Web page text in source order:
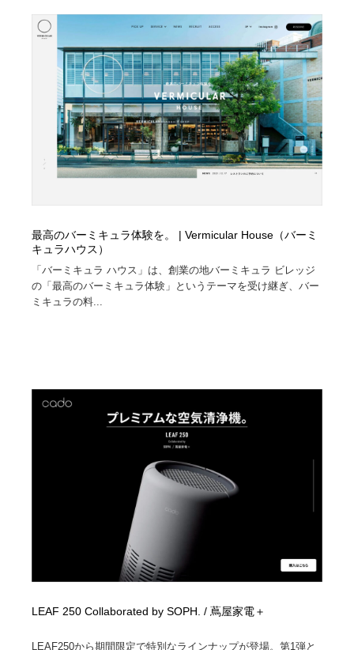
最高のバーミキュラ体験を。 | Vermicular House（バーミ
キュラハウス）
「バーミキュラ ハウス」は、創業の地バーミキュラ ビレッジ
の「最高のバーミキュラ体験」というテーマを受け継ぎ、バー
ミキュラの料...
LEAF 250 Collaborated by SOPH. / 蔦屋家電＋
LEAF250から期間限定で特別なラインナップが登場。第1弾と